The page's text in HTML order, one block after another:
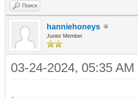
Поиск
hanniehoneys
Junior Member
03-24-2024, 05:35 AM